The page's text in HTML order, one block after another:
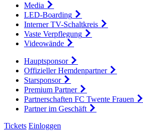
Media
LED-Boarding
Interner TV-Schaltkreis
Vaste Verpflegung
Videowände
Hauptsponsor
Offizieller Hemdenpartner
Starsponsor
Premium Partner
Partnerschaften FC Twente Frauen
Partner im Geschäft
Tickets Einloggen